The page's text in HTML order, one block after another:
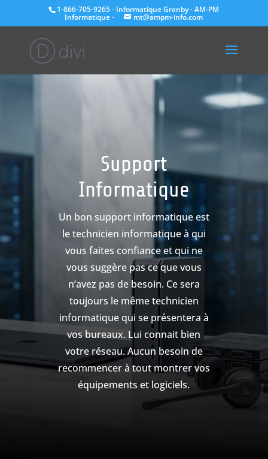
1-866-705-9265 - Informatique Granby - AM-PM
Informatique - mt@ampm-info.com
Support
Informatique
Un bon support informatique est
le technicien informatique à qui
vous faites confiance et qui ne
vous suggère pas ce que vous
n’avez pas de besoin. Ce sera
toujours le même technicien
informatique qui se présentera à
vos bureaux. Lui connait bien
votre réseau. Aucun besoin de
recommencer à tout montrer vos
équipements et logiciels.